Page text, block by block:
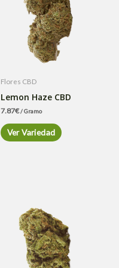
Flores CBD
Lemon Haze CBD
7.87€/ Gramo
Ver Variedad